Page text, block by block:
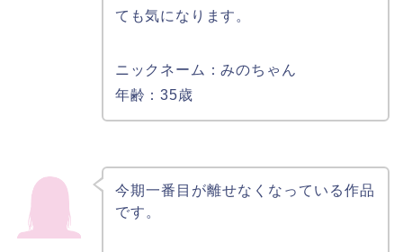
ても気になります。
ニックネーム：みのちゃん
年齢：35歳
今期一番目が離せなくなっている作品
です。